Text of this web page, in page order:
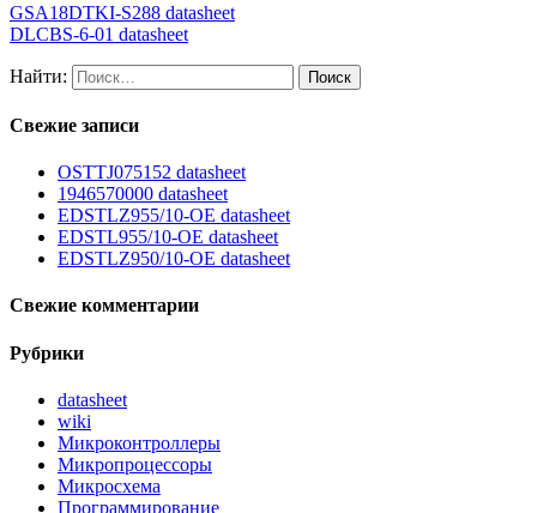
GSA18DTKI-S288 datasheet
DLCBS-6-01 datasheet
Найти:
Свежие записи
OSTTJ075152 datasheet
1946570000 datasheet
EDSTLZ955/10-OE datasheet
EDSTL955/10-OE datasheet
EDSTLZ950/10-OE datasheet
Свежие комментарии
Рубрики
datasheet
wiki
Микроконтроллеры
Микропроцессоры
Микросхема
Программирование